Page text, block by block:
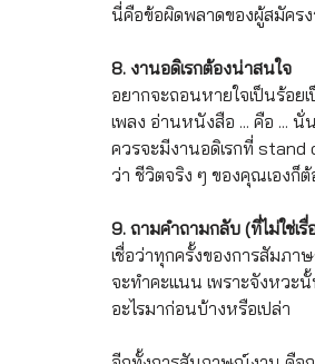
นี่คือข้อผิดพลาดของผู้สมัคร
8. งานอดิเรกต้องน่าสนใจ
อยากจะถอนหายใจเป็นร้อ
เพลง อ่านหนังสือ ... คือ ...
ควรจะมีงานอดิเรกที่
ว่า ชีวิตจริง ๆ ของคุณเองก็ต้
9. ถามคำถามกลับ (ที่ไม่ใช่เรื่
เชื่อว่าทุกครั้งของการสัมภ
จะทำคะแนน เพราะจังหวะ
อะไรมาก่อนบ้างหรือเปล่า